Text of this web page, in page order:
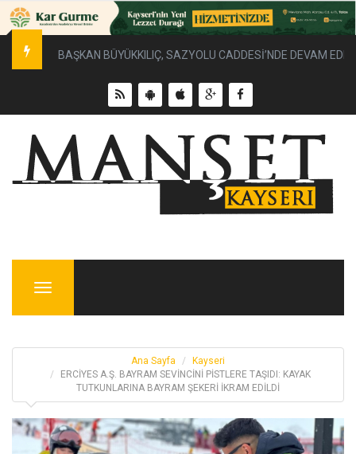
BAŞKAN BÜYÜKKILIÇ, SAZYOLU CADDESİ’NDE DEVAM
Menu
Ana Sayfa
Kayseri
ERCİYES A.Ş. BAYRAM SEVİNCİNİ PİSTLERE TAŞIDI: KAYAK
TUTKUNLARINA BAYRAM ŞEKERİ İKRAM EDİLDİ